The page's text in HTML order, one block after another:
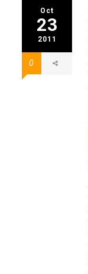
Oct
23
2011
0